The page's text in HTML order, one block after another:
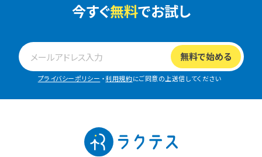
今すぐ無料でお試し
プライバシーポリシー ・利用規約にご同意の上送信してください